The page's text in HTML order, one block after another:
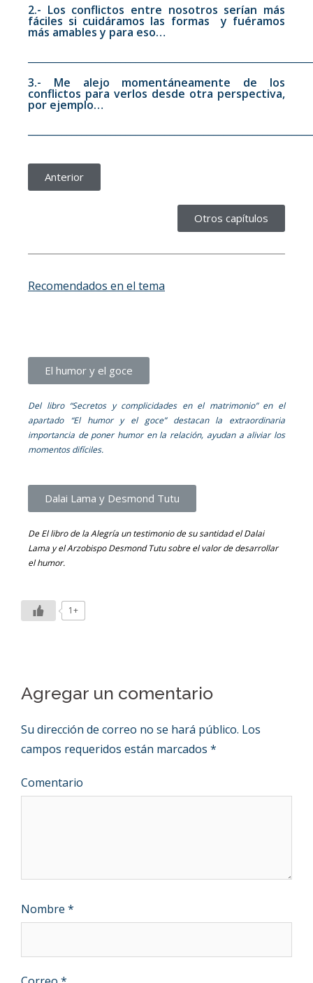
2.- Los conflictos entre nosotros serían más
fáciles si cuidáramos las formas y fuéramos
más amables y para eso…
3.- Me alejo momentáneamente de los
conflictos para verlos desde otra perspectiva,
por ejemplo…
Anterior
Otros capítulos
Recomendados en el tema
El humor y el goce
Del libro “Secretos y complicidades en el matrimonio” en el
apartado “El humor y el goce” destacan la extraordinaria
importancia de poner humor en la relación, ayudan a aliviar los
momentos difíciles.
Dalai Lama y Desmond Tutu
De El libro de la Alegría un testimonio de su santidad el Dalai
Lama y el Arzobispo Desmond Tutu sobre el valor de desarrollar
el humor.
1+
Agregar un comentario
Su dirección de correo no se hará público. Los
campos requeridos están marcados *
Comentario
Nombre *